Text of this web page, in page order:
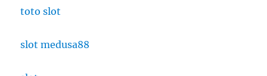
toto slot
slot medusa88